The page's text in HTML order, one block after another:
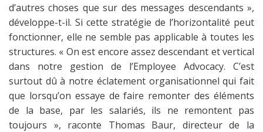
d’autres choses que sur des messages descendants »,
développe-t-il. Si cette stratégie de l’horizontalité peut
fonctionner, elle ne semble pas applicable à toutes les
structures. « On est encore assez descendant et vertical
dans notre gestion de l’Employee Advocacy. C’est
surtout dû à notre éclatement organisationnel qui fait
que lorsqu’on essaye de faire remonter des éléments
de la base, par les salariés, ils ne remontent pas
toujours », raconte Thomas Baur, directeur de la